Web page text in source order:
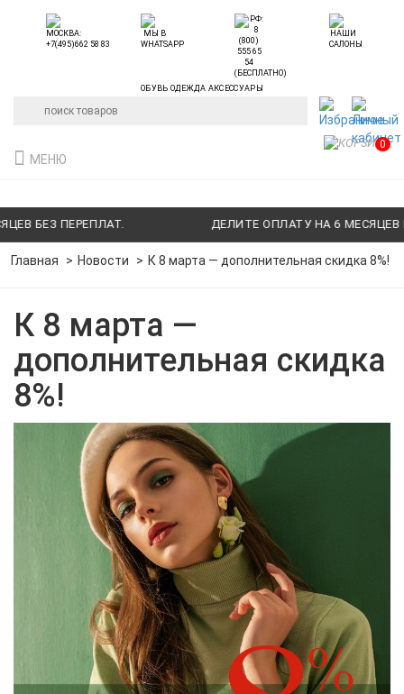
БЕЗ ПЕРЕПЛАТ. ДЕЛИТЕ ОПЛАТУ НА 6 МЕСЯЦЕВ
ОБУВЬ ОДЕЖДА АКСЕССУАРЫ
МЕНЮ
0
Главная Новости К 8 марта — дополнительная скидка 8%!
К 8 марта —
дополнительная скидка
8%!